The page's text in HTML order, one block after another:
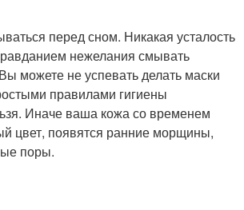
перед сном. Никакая усталость
нежелания смывать
можете не успевать делать маски
правилами гигиены
Иначе ваша кожа со временем
цвет, появятся ранние морщины,
поры.